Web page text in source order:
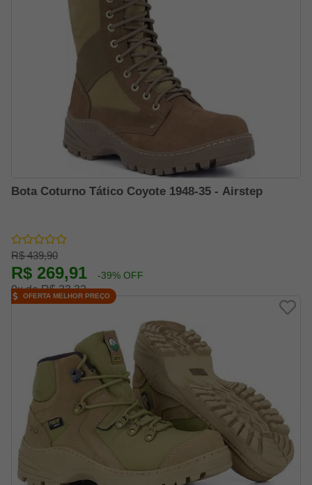
Bota Coturno Tático Coyote 1948-35 - Airstep
R$ 439,90
R$ 269,91 -39% OFF
9x de R$ 33,32
OFERTA MELHOR PREÇO